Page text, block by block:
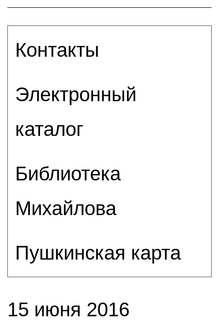
Контакты
Электронный
каталог
Библиотека
Михайлова
Пушкинская карта
15 июня 2016